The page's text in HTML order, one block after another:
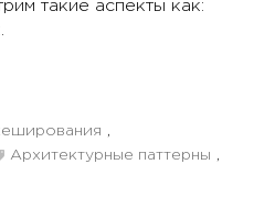
такие аспекты как:
,
Архитектурные паттерны ,